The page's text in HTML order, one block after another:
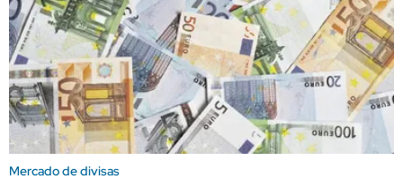
Mercado de divisas